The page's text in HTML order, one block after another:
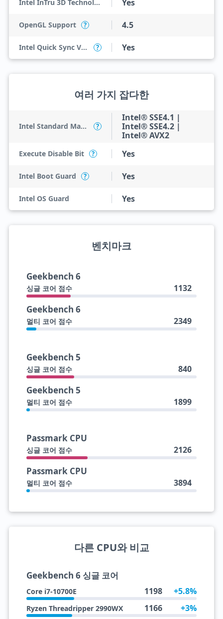
Intel InTru 3D Technology Yes
OpenGL Support ? 4.5
Intel Quick Sync Video ? Yes
여러 가지 잡다한
Intel Standard Manageability (ISM) ?
Intel® SSE4.1 |
Intel® SSE4.2 |
Intel® AVX2
Execute Disable Bit ? Yes
Intel Boot Guard ? Yes
Intel OS Guard Yes
벤치마크
Geekbench 6
싱글 코어 점수 1132
Geekbench 6
멀티 코어 점수 2349
Geekbench 5
싱글 코어 점수 840
Geekbench 5
멀티 코어 점수 1899
Passmark CPU
싱글 코어 점수 2126
Passmark CPU
멀티 코어 점수 3894
다른 CPU와 비교
Geekbench 6 싱글 코어
Core i7-10700E 1198 +5.8%
Ryzen Threadripper 2990WX 1166 +3%